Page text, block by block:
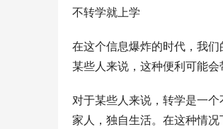
不转学就上学
在这个信息爆炸的时代，我
某些人来说，这种便利可能
对于某些人来说，转学是一
家人，独自生活。在这种情